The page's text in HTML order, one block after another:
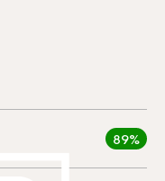
89%